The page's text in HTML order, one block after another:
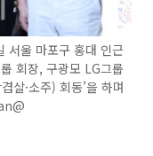
서울 마포구 홍대 인근
회장, 구광모 LG그룹
살·소주) 회동’을 하며